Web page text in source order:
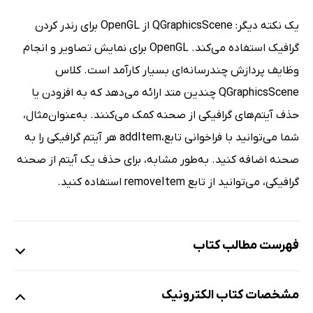
یک نکته دیگر: QGraphicsScene از OpenGL برای رندر کردن
گرافیک استفاده می‌کند. OpenGL برای نمایش تصاویر و انجام
وظایف پردازش چندرسانه‌ای بسیار کارآمد است. کلاس
QGraphicsScene چندین متد ارائه می‌دهد که به افزودن یا
حذف آیتم‌های گرافیکی از صحنه کمک می‌کنند. به‌عنوان‌مثال،
شما می‌توانید با فراخوانی تابع،addItem هر آیتم گرافیکی را به
صحنه اضافه کنید. به‌طور مشابه، برای حذف یک آیتم از صحنه
گرافیکی، می‌توانید از تابع removeItem استفاده کنید.
فهرست مطالب کتاب
فصل دوم: اداره کردن رویداد - سیگنال‌ها و اسلات‌ها
مشخصات کتاب الکترونیک